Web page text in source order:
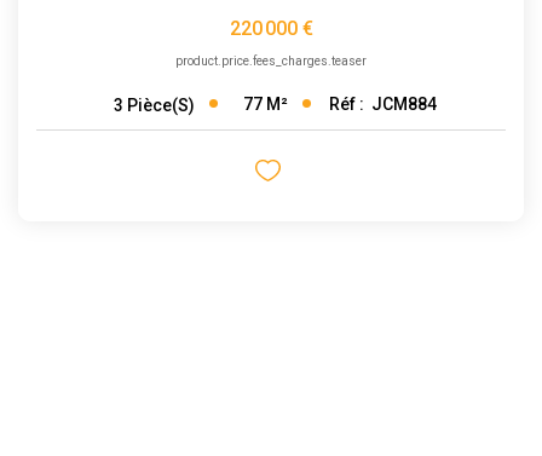
220 000 €
product.price.fees_charges.teaser
3 Pièce(s) 77 M² Réf : JCM884